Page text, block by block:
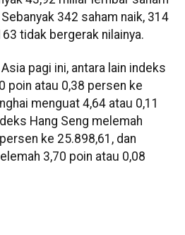
342 saham naik, 314
tidak bergerak nilainya.
pagi ini, antara lain indeks
poin atau 0,38 persen ke
menguat 4,64 atau 0,11
Hang Seng melemah
ke 25.898,61, dan
3,70 poin atau 0,08